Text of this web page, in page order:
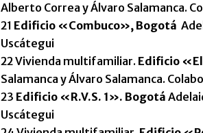
Alberto Correa y Álvaro Salamanca.
21 Edificio «Combuco», Bogotá
Uscátegui
22 Vivienda multifamiliar. Edificio
Salamanca y Álvaro Salamanca.
23 Edificio «R.V.S. 1». Bogotá
Uscátegui